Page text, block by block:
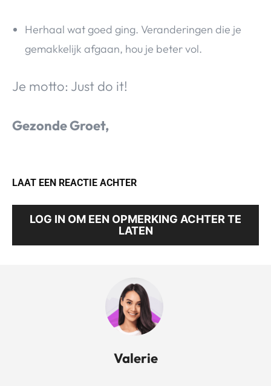
Herhaal wat goed ging. Veranderingen die je
gemakkelijk afgaan, hou je beter vol.
Je motto: Just do it!
Gezonde Groet,
LAAT EEN REACTIE ACHTER
LOG IN OM EEN OPMERKING ACHTER TE
LATEN
Valerie